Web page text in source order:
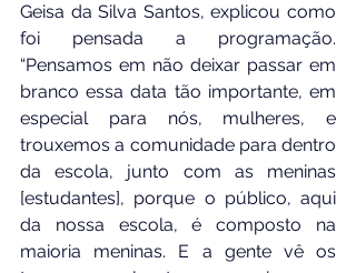
Geisa da Silva Santos, explicou como
foi pensada a programação.
“Pensamos em não deixar passar em
branco essa data tão importante, em
especial para nós, mulheres, e
trouxemos a comunidade para dentro
da escola, junto com as meninas
[estudantes], porque o público, aqui
da nossa escola, é composto na
maioria meninas. E a gente vê os